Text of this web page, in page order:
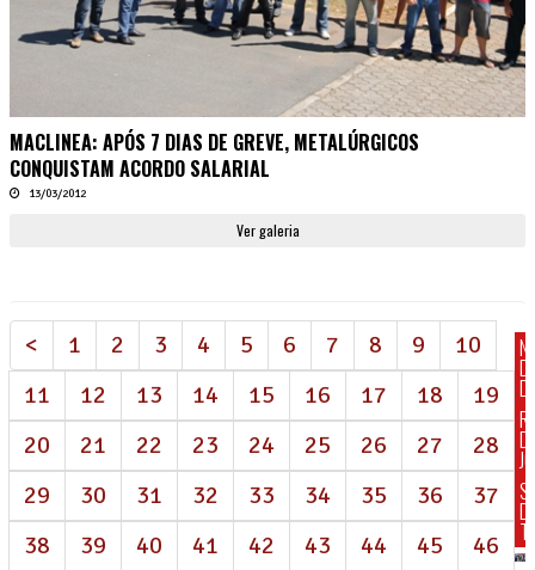
MACLINEA: APÓS 7 DIAS DE GREVE, METALÚRGICOS
CONQUISTAM ACORDO SALARIAL
13/03/2012
Ver galeria
< 1 2 3 4 5 6 7 8 9
10
11
12 13 14 15 16 17 18
19
20
21 22 23 24 25 26 27
28
29
30 31 32 33 34 35 36
37
38
39 40 41 42 43 44 45
46
DE